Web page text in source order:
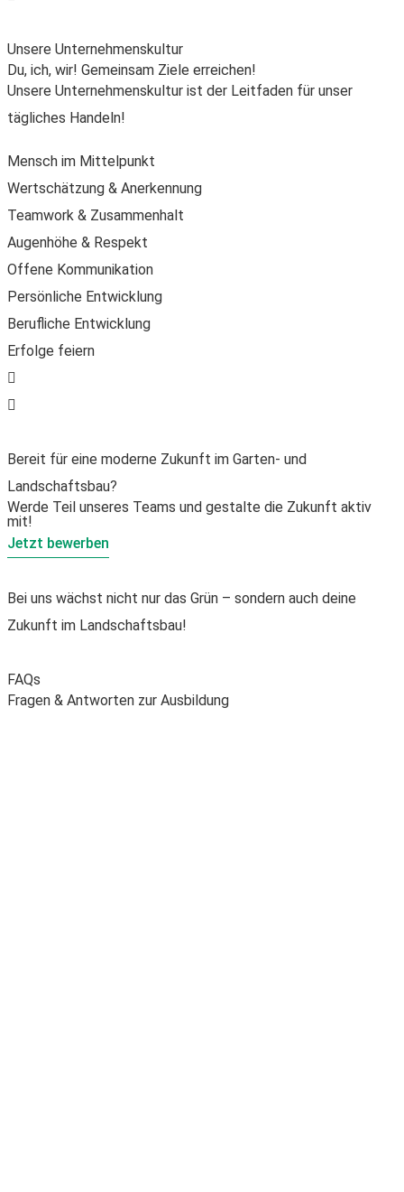
Unsere Unternehmens­kultur
Du, ich, wir! Gemeinsam Ziele erreichen!
Unsere Unternehmenskultur ist der Leitfaden für unser
tägliches Handeln!
Mensch im Mittelpunkt
Wertschätzung & Anerkennung
Teamwork & Zusammenhalt
Augenhöhe & Respekt
Offene Kommunikation
Persönliche Entwicklung
Berufliche Entwicklung
Erfolge feiern
Bereit für eine moderne Zukunft im Garten- und
Landschaftsbau?
Werde Teil unseres Teams und gestalte die Zukunft aktiv
mit!
Jetzt bewerben
Bei uns wächst nicht nur das Grün – sondern auch deine
Zukunft im Landschaftsbau!
FAQs
Fragen & Antworten zur Ausbildung